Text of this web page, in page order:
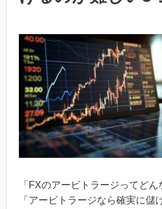
「FXのアービトラージってどん
「アービトラージなら確実に儲